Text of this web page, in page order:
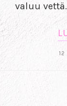
valuu
12